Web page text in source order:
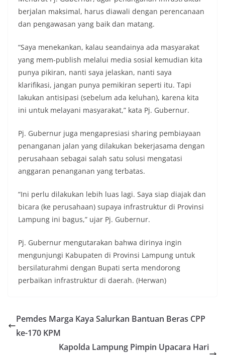
berjalan maksimal, harus diawali dengan perencanaan
dan pengawasan yang baik dan matang.
“Saya menekankan, kalau seandainya ada masyarakat
yang mem-publish melalui media sosial kemudian kita
punya pikiran, nanti saya jelaskan, nanti saya
klarifikasi, jangan punya pemikiran seperti itu. Tapi
lakukan antisipasi (sebelum ada keluhan), karena kita
ini untuk melayani masyarakat,” kata Pj. Gubernur.
Pj. Gubernur juga mengapresiasi sharing pembiayaan
penanganan jalan yang dilakukan bekerjasama dengan
perusahaan sebagai salah satu solusi mengatasi
anggaran penanganan yang terbatas.
“Ini perlu dilakukan lebih luas lagi. Saya siap diajak dan
bicara (ke perusahaan) supaya infrastruktur di Provinsi
Lampung ini bagus,” ujar Pj. Gubernur.
Pj. Gubernur mengutarakan bahwa dirinya ingin
mengunjungi Kabupaten di Provinsi Lampung untuk
bersilaturahmi dengan Bupati serta mendorong
perbaikan infrastruktur di daerah. (Herwan)
Pemdes Marga Kaya Salurkan Bantuan Beras CPP
ke-170 KPM
Kapolda Lampung Pimpin Upacara Hari